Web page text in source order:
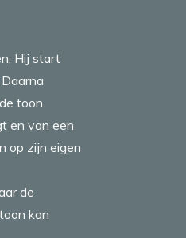
Hij start
toon.
en van een
op zijn eigen
de
kan